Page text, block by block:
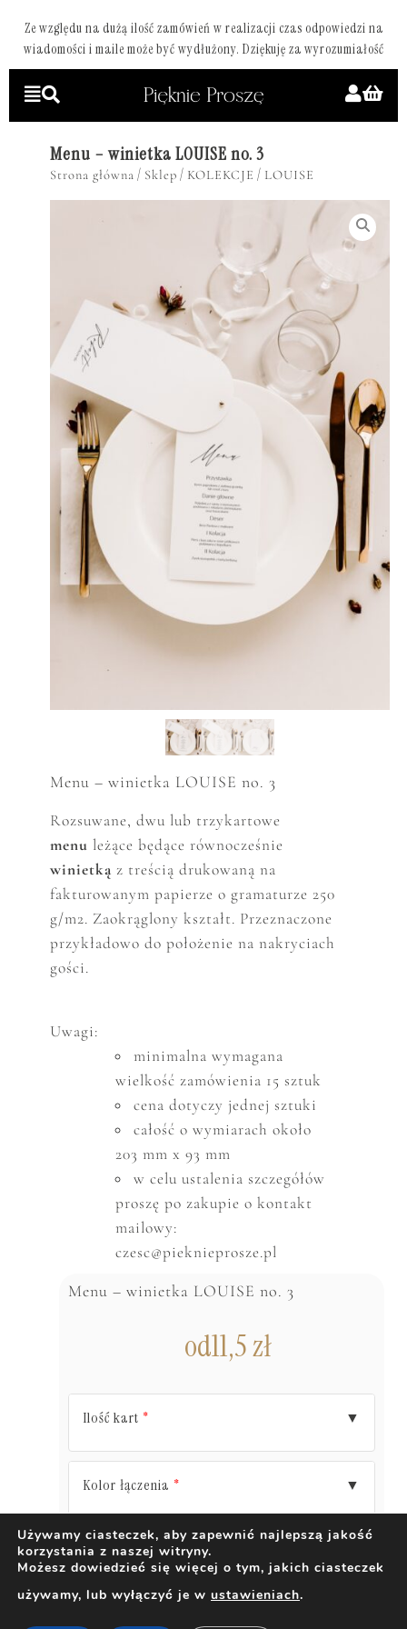
Ze względu na dużą ilość zamówień w realizacji czas odpowiedzi na
wiadomości i maile może być wydłużony. Dziękuję za wyrozumiałość
Menu – winietka LOUISE no. 3
Strona główna / Sklep / KOLEKCJE / LOUISE
Menu – winietka LOUISE no. 3
Rozsuwane, dwu lub trzykartowe
menu leżące będące równocześnie
winietką z treścią drukowaną na
fakturowanym papierze o gramaturze 250
g/m2. Zaokrąglony kształt. Przeznaczone
przykładowo do położenie na nakryciach
gości.
Uwagi:
minimalna wymagana
wielkość zamówienia 15 sztuk
cena dotyczy jednej sztuki
całość o wymiarach około
203 mm x 93 mm
w celu ustalenia szczegółów
proszę po zakupie o kontakt
mailowy:
czesc@pieknieprosze.pl
Menu – winietka LOUISE no. 3
od11,5zł
Ilość kart * ▼
Kolor łączenia * ▼
DODAJ DO KOSZYKA
Używamy ciasteczek, aby zapewnić najlepszą jakość
korzystania z naszej witryny.
Możesz dowiedzieć się więcej o tym, jakich ciasteczek
używamy, lub wyłączyć je w ustawieniach.